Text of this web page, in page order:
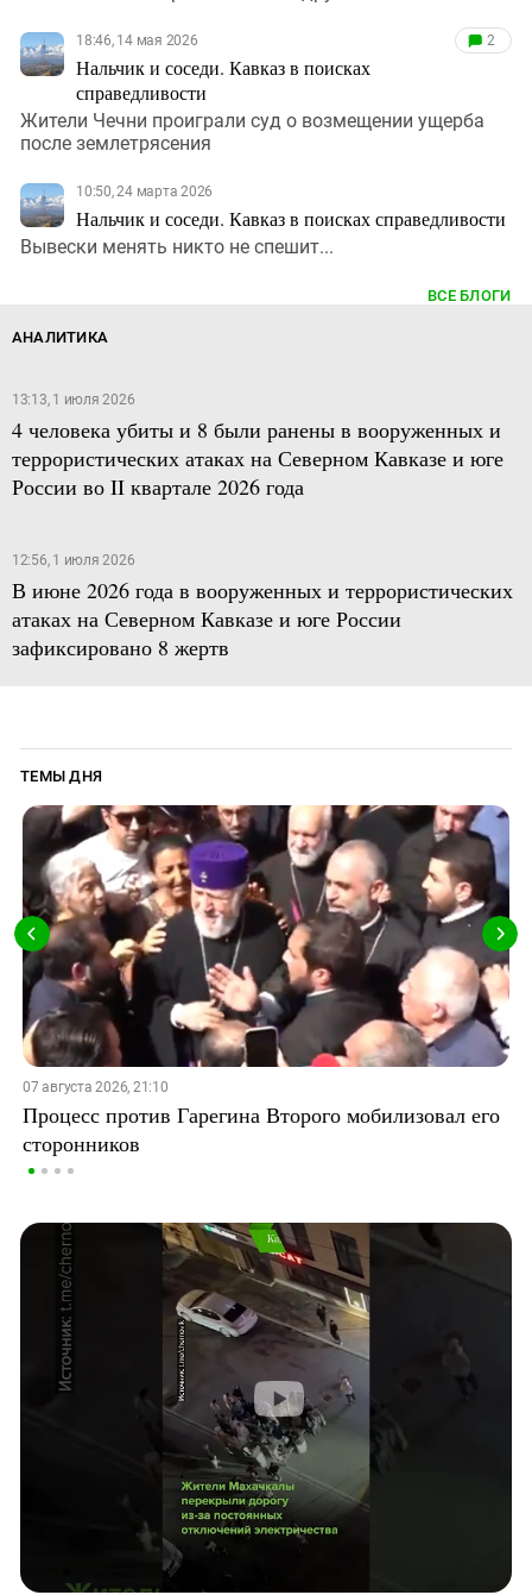
18:46, 14 мая 2026
Нальчик и соседи. Кавказ в поисках
справедливости
2
Жители Чечни проиграли суд о возмещении ущерба
после землетрясения
10:50, 24 марта 2026
Нальчик и соседи. Кавказ в поисках справедливости
Вывески менять никто не спешит...
ВСЕ БЛОГИ
АНАЛИТИКА
13:13, 1 июля 2026
4 человека убиты и 8 были ранены в вооруженных и
террористических атаках на Северном Кавказе и юге
России во II квартале 2026 года
12:56, 1 июля 2026
В июне 2026 года в вооруженных и террористических
атаках на Северном Кавказе и юге России
зафиксировано 8 жертв
ТЕМЫ ДНЯ
07 августа 2026, 21:10
Процесс против Гарегина Второго мобилизовал его
сторонников